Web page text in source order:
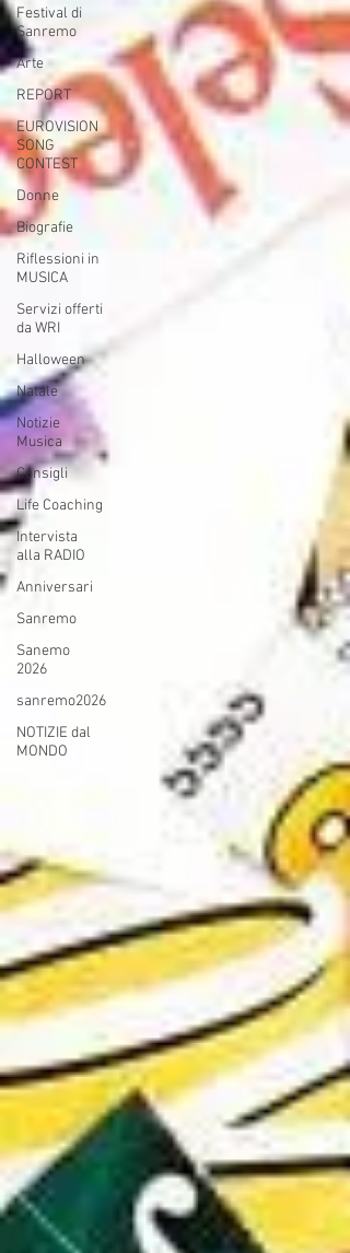
Festival di
Sanremo
Arte
REPORT
EUROVISION
SONG
CONTEST
Donne
Biografie
Riflessioni in
MUSICA
Servizi offerti
da WRI
Halloween
Natale
Notizie
Musica
Consigli
Life Coaching
Intervista
alla RADIO
Anniversari
Sanremo
Sanemo
2026
sanremo2026
NOTIZIE dal
MONDO